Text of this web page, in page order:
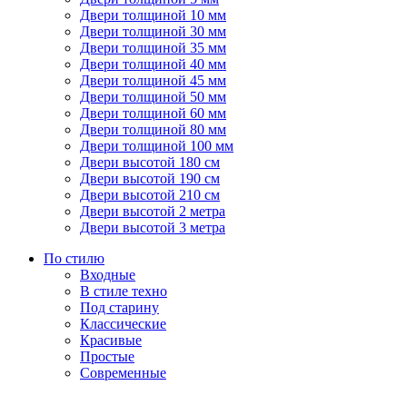
Двери толщиной 10 мм
Двери толщиной 30 мм
Двери толщиной 35 мм
Двери толщиной 40 мм
Двери толщиной 45 мм
Двери толщиной 50 мм
Двери толщиной 60 мм
Двери толщиной 80 мм
Двери толщиной 100 мм
Двери высотой 180 см
Двери высотой 190 см
Двери высотой 210 см
Двери высотой 2 метра
Двери высотой 3 метра
По стилю
Входные
В стиле техно
Под старину
Классические
Красивые
Простые
Современные